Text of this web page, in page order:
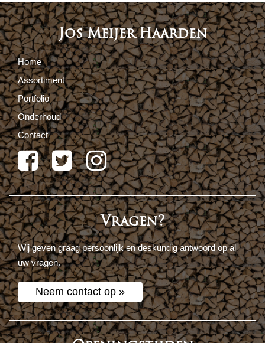
Jos Meijer Haarden
Home
Assortiment
Portfolio
Onderhoud
Contact
Vragen?
Wij geven graag persoonlijk en deskundig antwoord op al
uw vragen.
Neem contact op »